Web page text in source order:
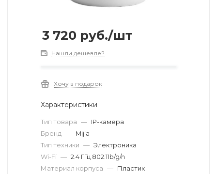
3 720 руб./шт
Нашли дешевле?
Хочу в подарок
Характеристики
Тип товара — IP-камера
Бренд — Mijia
Тип техники — Электроника
Wi-Fi — 2.4 ГГц 802.11b/g/n
Материал корпуса — Пластик